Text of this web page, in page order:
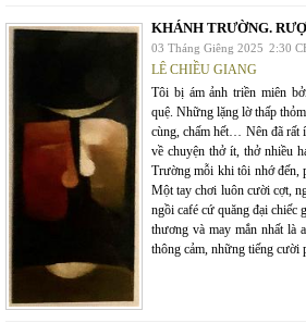
KHÁNH TRƯỜNG.
03 Tháng Giêng 2025 2:30
LÊ CHIỀU GIANG
Tôi bị ám ảnh triền miên
quệ. Những lặng lờ thấp
cùng, chấm hết… Nên đã rất
về chuyện thở ít, thở nhiều
Trường mỗi khi tôi nhớ đến,
Một tay chơi luôn cười cợt,
ngồi café cứ quăng đại chiếc
thương và may mắn nhất là
thông cảm, những tiếng cười